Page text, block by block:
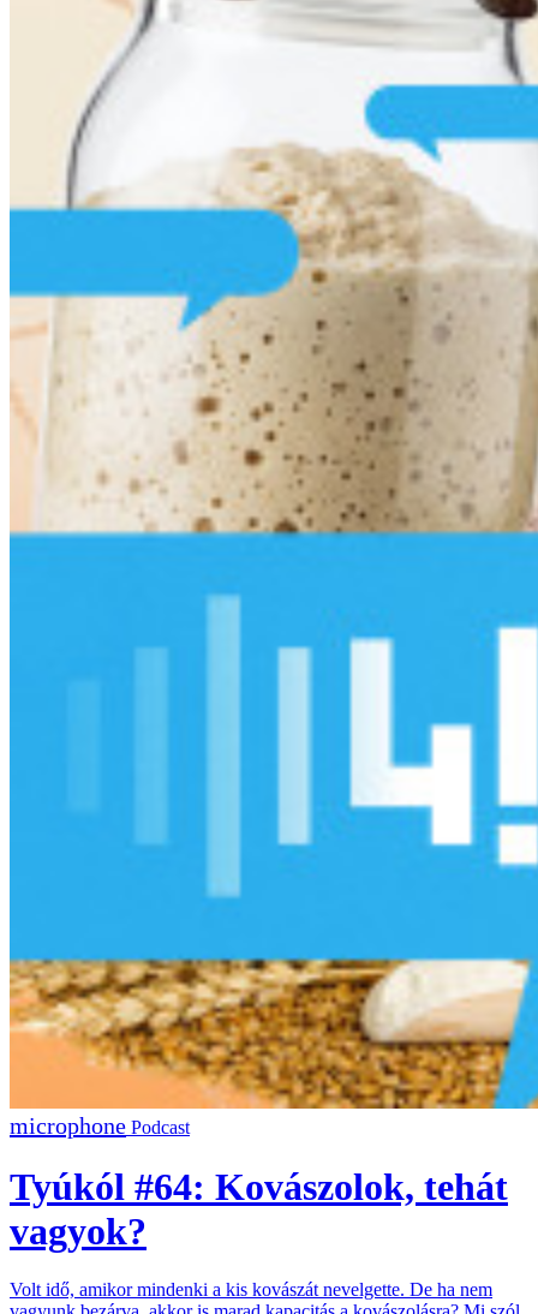
Podcast
Tyúkól #64: Kovászolok, tehát
vagyok?
Volt idő, amikor mindenki a kis kovászát nevelgette. De ha nem